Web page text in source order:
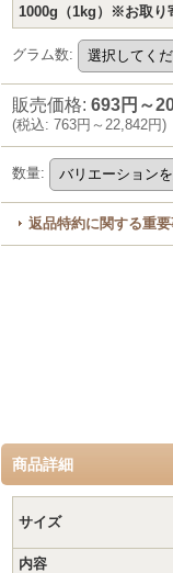
1000g（1kg）※お取り
グラム数:
販売価格: 693円～
(税込: 763円～22,842円)
数量:
返品特約に関する重
商品詳細
サイズ
内容